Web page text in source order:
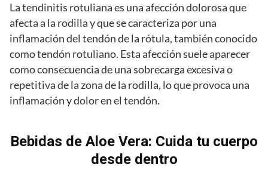
La tendinitis rotuliana es una afección dolorosa que
afecta a la rodilla y que se caracteriza por una
inflamación del tendón de la rótula, también conocido
como tendón rotuliano. Esta afección suele aparecer
como consecuencia de una sobrecarga excesiva o
repetitiva de la zona de la rodilla, lo que provoca una
inflamación y dolor en el tendón.
Bebidas de Aloe Vera: Cuida tu cuerpo
desde dentro